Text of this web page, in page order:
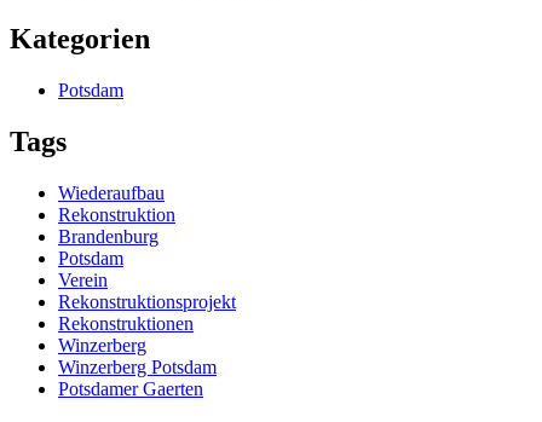
Kategorien
Potsdam
Tags
Wiederaufbau
Rekonstruktion
Brandenburg
Potsdam
Verein
Rekonstruktionsprojekt
Rekonstruktionen
Winzerberg
Winzerberg Potsdam
Potsdamer Gaerten